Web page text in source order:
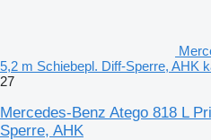
5,2 m Schiebepl. Diff-Sperre, AHK
27
Mercedes-Benz Atego 818 L
Sperre, AHK